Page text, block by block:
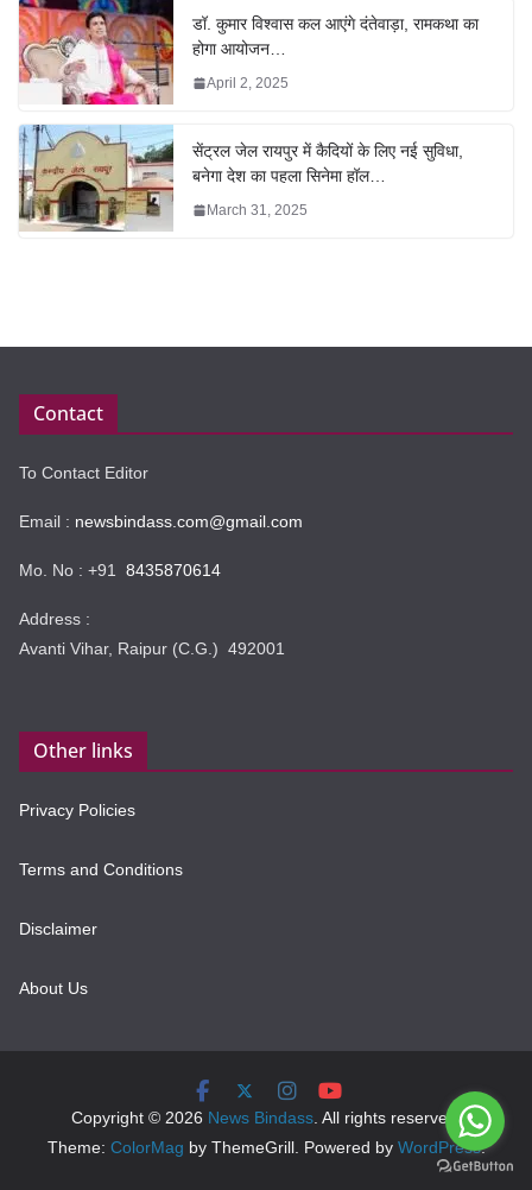
डॉ. कुमार विश्वास कल आएंगे दंतेवाड़ा, रामकथा का
होगा आयोजन…
April 2, 2025
सेंट्रल जेल रायपुर में कैदियों के लिए नई सुविधा,
बनेगा देश का पहला सिनेमा हॉल…
March 31, 2025
Contact
To Contact Editor
Email : newsbindass.com@gmail.com
Mo. No : +91 8435870614
Address :
Avanti Vihar, Raipur (C.G.) 492001
Other links
Privacy Policies
Terms and Conditions
Disclaimer
About Us
Copyright © 2026 News Bindass. All rights reserved.
Theme: ColorMag by ThemeGrill. Powered by WordPress.